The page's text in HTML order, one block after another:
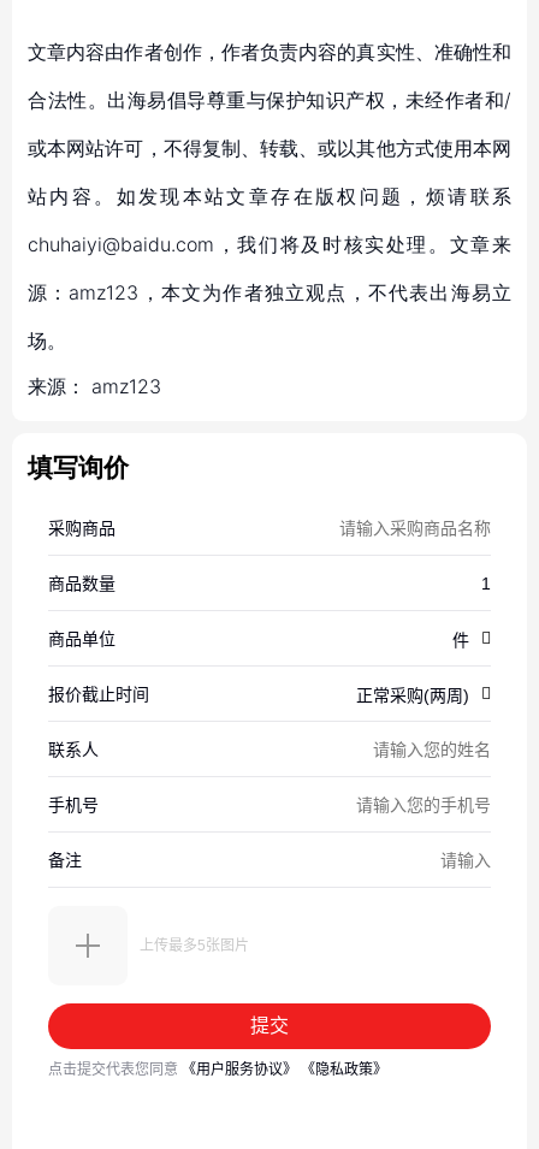
文章内容由作者创作，作者负责内容的真实性、准确性和
合法性。出海易倡导尊重与保护知识产权，未经作者和/
或本网站许可，不得复制、转载、或以其他方式使用本网
站内容。如发现本站文章存在版权问题，烦请联系
chuhaiyi@baidu.com，我们将及时核实处理。文章来
源：amz123，本文为作者独立观点，不代表出海易立
场。
来源： amz123
填写询价